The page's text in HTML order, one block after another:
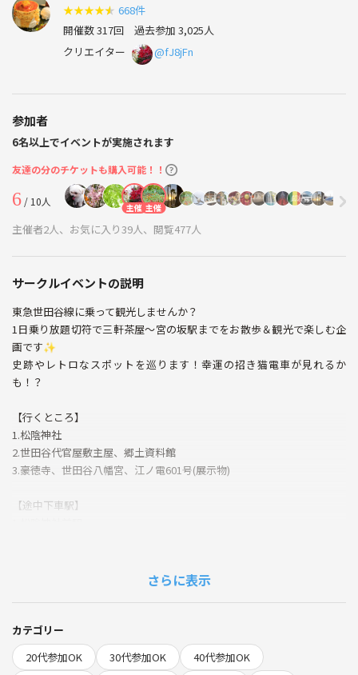
★★★★★ 668件
開催数 317回 過去参加 3,025人
クリエイター
@fJ8jFn
参加者
6名以上でイベントが実施されます
友達の分のチケットも購入可能！！
6/ 10人 主催 主催
主催者2人、お気に入り39人、閲覧477人
サークルイベントの説明
東急世田谷線に乗って観光しませんか？
1日乗り放題切符で三軒茶屋〜宮の坂駅までをお散歩＆観光で楽しむ企
画です✨
史跡やレトロなスポットを巡ります！幸運の招き猫電車が見れるか
も！？
【行くところ】
1.松陰神社
2.世田谷代官屋敷主屋、郷土資料館
3.豪徳寺、世田谷八幡宮、江ノ電601号(展示物)
【途中下車駅】
購入は強制ではありませんが、お得なのでぜひ！
切符の詳細↓
https://www.tokyu.co.jp/railway/ticket/value-ticket/setagaya/
さらに表示
カテゴリー
20代参加OK
30代参加OK
40代参加OK